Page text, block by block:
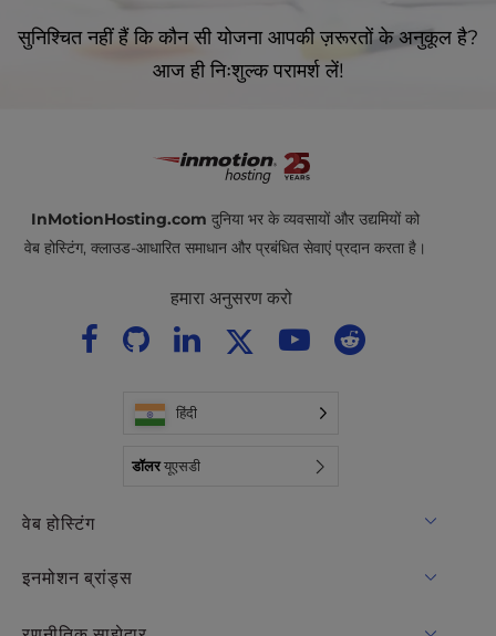
सुनिश्चित नहीं हैं कि कौन सी योजना आपकी ज़रूरतों के अनुकूल है?
आज ही निःशुल्क परामर्श लें!
InMotionHosting.com दुनिया भर के व्यवसायों और उद्यमियों को
वेब होस्टिंग, क्लाउड-आधारित समाधान और प्रबंधित सेवाएं प्रदान करता है।
हमारा अनुसरण करो
हिंदी
डॉलरयूएसडी
वेब होस्टिंग
साझा मेजबानी
इनमोशन ब्रांड्स
RamNode बादल